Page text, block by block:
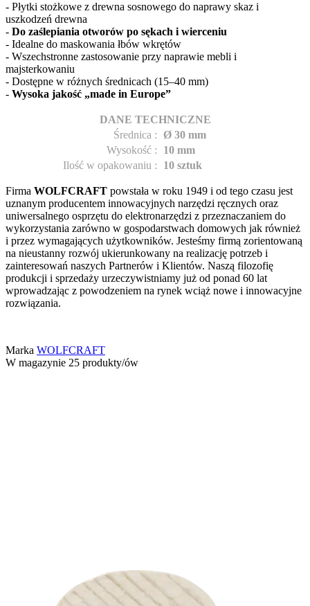
- Płytki stożkowe z drewna sosnowego do naprawy skaz i
uszkodzeń drewna
- Do zaślepiania otworów po sękach i wierceniu
- Idealne do maskowania łbów wkrętów
- Wszechstronne zastosowanie przy naprawie mebli i
majsterkowaniu
- Dostępne w różnych średnicach (15–40 mm)
- Wysoka jakość „made in Europe”
DANE TECHNICZNE
Średnica : Ø 30 mm
Wysokość :
10 mm
Ilość w opakowaniu : 10 sztuk
Firma WOLFCRAFT powstała w roku 1949 i od tego czasu jest
uznanym producentem innowacyjnych narzędzi ręcznych oraz
uniwersalnego osprzętu do elektronarzędzi z przeznaczaniem do
wykorzystania zarówno w gospodarstwach domowych jak również
i przez wymagających użytkowników. Jesteśmy firmą zorientowaną
na nieustanny rozwój ukierunkowany na realizację potrzeb i
zainteresowań naszych Partnerów i Klientów. Naszą filozofię
produkcji i sprzedaży urzeczywistniamy już od ponad 60 lat
wprowadzając z powodzeniem na rynek wciąż nowe i innowacyjne
rozwiązania.
Marka WOLFCRAFT
W magazynie 25 produkty/ów